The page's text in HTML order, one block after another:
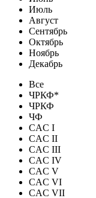
Июль
Август
Сентябрь
Октябрь
Ноябрь
Декабрь
Все
ЧРКФ*
ЧРКФ
ЧФ
CAC I
CAC II
CAC III
CAC IV
CAC V
CAC VI
CAC VII